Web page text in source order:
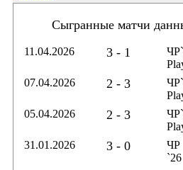
Сыгранные матчи
11.04.2026 3 - 1
07.04.2026
2 - 3
05.04.2026
2 - 3
31.01.2026
3 - 0
ЧР
`26